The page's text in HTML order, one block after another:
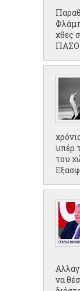
χθες
υπέρ
του
να